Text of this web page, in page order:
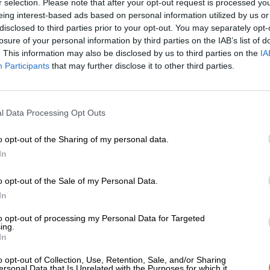
selection. Please note that after your opt-out request is processed
interest-based ads based on personal information utilized by us
to third parties prior to your opt-out. You may separately
of your personal information by third parties on the IAB’s list of
This information may also be disclosed by us to third parties on the
Participants that may further disclose it to other third parties.
Data Processing Opt Outs
opt-out of the Sharing of my personal data.
opt-out of the Sale of my Personal Data.
opt-out of processing my Personal Data for Targeted
opt-out of Collection, Use, Retention, Sale, and/or Sharing
* Les prix incluent la TVA légale. PlusLivraisonplusDépôt€
* Les prix incluent les droits d’accise
Description
Saint Boniface naquit au VIIe siècle et consacra sa vie
Missionnaire, il joua un rôle majeur dans le
monastère de Fulda, devenant ainsi une figure
Hesse, au cœur de la vie chrétienne. Son influence
aujourd’hui – on peut même la goûter : la brasserie
toute une gamme de bières en son honneur.
Parmi ces délices, on trouve aussi une spécialité de
blonde, grâce à sa teneur en alcool légèrement plus
froides journées de janvier.
Cette bière robuste se verse dans le verre, arborant
d’une mousse dense couleur ivoire. Un arôme hivernal